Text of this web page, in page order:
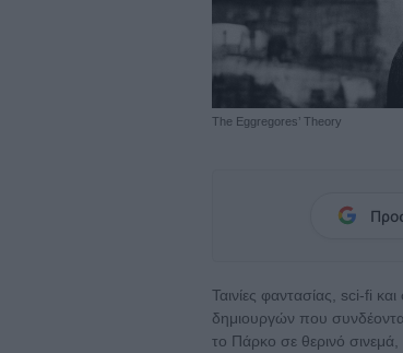
The Eggregores’ Theory
Ταινίες φαντασίας, sci-fi
δημιουργών που
το Πάρκο σε θερινό